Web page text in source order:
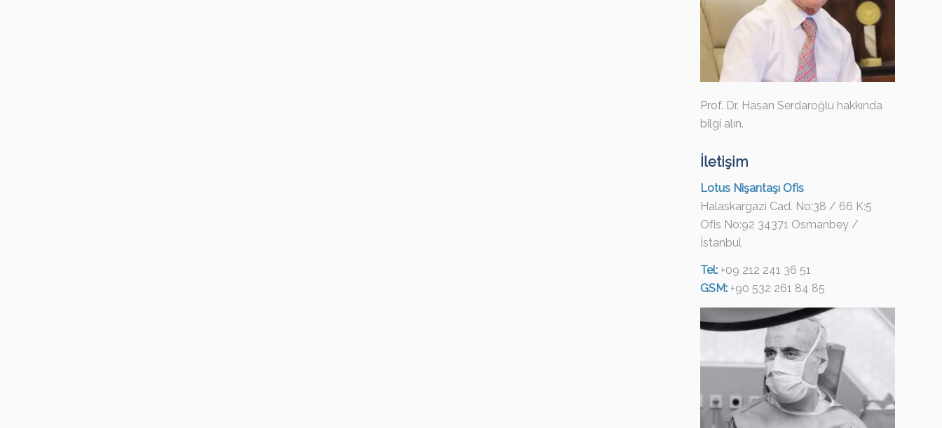
Prof. Dr. Hasan Serdaroğlu hakkında
bilgi alın.
İletişim
Lotus Nişantaşı Ofis
Halaskargazi Cad. No:38 / 66 K:5
Ofis No:92 34371 Osmanbey /
İstanbul
Tel: +09 212 241 36 51
GSM: +90 532 261 84 85